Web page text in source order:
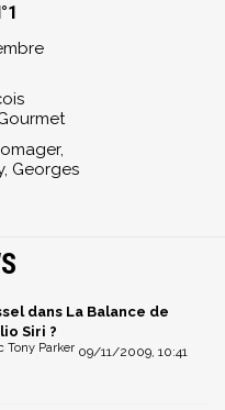
Georges
dans La Balance de
Siri ?
09/11/2009, 10:41
Tony Parker